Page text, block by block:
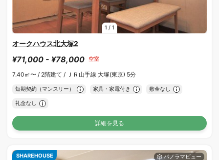
1 / 1
オークハウス北大塚2
¥71,000 - ¥78,000 空室
7.40㎡〜 / 2階建て / ＪＲ山手線 大塚(東京) 5分
短期契約（マンスリー） 家具・家電付き 敷金なし
礼金なし
詳細を見る
SHAREHOUSE